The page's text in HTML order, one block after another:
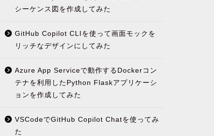
シーケンス図を作成してみた
GitHub Copilot CLIを使って画面モックを
リッチなデザインにしてみた
Azure App Serviceで動作するDockerコン
テナを利用したPython Flaskアプリケーシ
ョンを作成してみた
VSCodeでGitHub Copilot Chatを使ってみ
た